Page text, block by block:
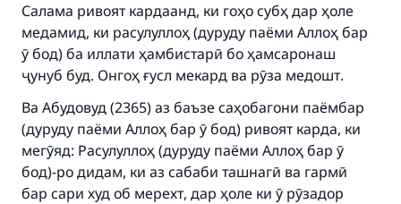
Салама ривоят кардаанд, ки гоҳо субҳ дар ҳоле
медамид, ки расулуллоҳ (дуруду паёми Аллоҳ бар
ӯ бод) ба иллати ҳамбистарӣ бо ҳамсаронаш
ҷунуб буд. Онгоҳ ғусл мекард ва рӯза медошт.
Ва Абудовуд (2365) аз баъзе саҳобагони паёмбар
(дуруду паёми Аллоҳ бар ӯ бод) ривоят карда, ки
мегӯяд: Расулуллоҳ (дуруду паёми Аллоҳ бар ӯ
бод)-ро дидам, ки аз сабаби ташнагӣ ва гармӣ
бар сари худ об мерехт, дар ҳоле ки ӯ рӯзадор